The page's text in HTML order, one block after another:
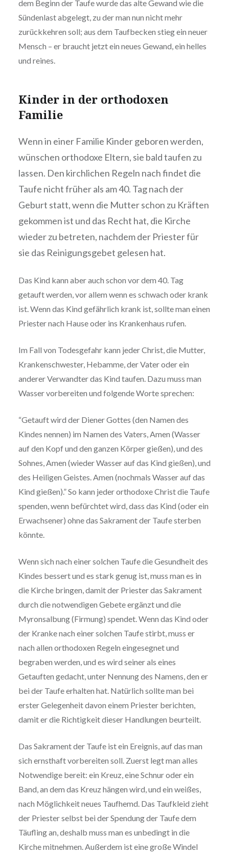
dem Beginn der Taufe wurde das alte Gewand wie die
Sündenlast abgelegt, zu der man nun nicht mehr
zurückkehren soll; aus dem Taufbecken stieg ein neuer
Mensch – er braucht jetzt ein neues Gewand, ein helles
und reines.
Kinder in der orthodoxen
Familie
Wenn in einer Familie Kinder geboren werden,
wünschen orthodoxe Eltern, sie bald taufen zu
lassen. Den kirchlichen Regeln nach findet die
Taufe nicht früher als am 40. Tag nach der
Geburt statt, wenn die Mutter schon zu Kräften
gekommen ist und das Recht hat, die Kirche
wieder zu betreten, nachdem der Priester für
sie das Reinigungsgebet gelesen hat.
Das Kind kann aber auch schon vor dem 40. Tag
getauft werden, vor allem wenn es schwach oder krank
ist. Wenn das Kind gefährlich krank ist, sollte man einen
Priester nach Hause oder ins Krankenhaus rufen.
Im Fall von Todesgefahr kann jeder Christ, die Mutter,
Krankenschwester, Hebamme, der Vater oder ein
anderer Verwandter das Kind taufen. Dazu muss man
Wasser vorbereiten und folgende Worte sprechen:
“Getauft wird der Diener Gottes (den Namen des
Kindes nennen) im Namen des Vaters, Amen (Wasser
auf den Kopf und den ganzen Körper gießen), und des
Sohnes, Amen (wieder Wasser auf das Kind gießen), und
des Heiligen Geistes. Amen (nochmals Wasser auf das
Kind gießen).” So kann jeder orthodoxe Christ die Taufe
spenden, wenn befürchtet wird, dass das Kind (oder ein
Erwachsener) ohne das Sakrament der Taufe sterben
könnte.
Wenn sich nach einer solchen Taufe die Gesundheit des
Kindes bessert und es stark genug ist, muss man es in
die Kirche bringen, damit der Priester das Sakrament
durch die notwendigen Gebete ergänzt und die
Myronsalbung (Firmung) spendet. Wenn das Kind oder
der Kranke nach einer solchen Taufe stirbt, muss er
nach allen orthodoxen Regeln eingesegnet und
begraben werden, und es wird seiner als eines
Getauften gedacht, unter Nennung des Namens, den er
bei der Taufe erhalten hat. Natürlich sollte man bei
erster Gelegenheit davon einem Priester berichten,
damit er die Richtigkeit dieser Handlungen beurteilt.
Das Sakrament der Taufe ist ein Ereignis, auf das man
sich ernsthaft vorbereiten soll. Zuerst legt man alles
Notwendige bereit: ein Kreuz, eine Schnur oder ein
Band, an dem das Kreuz hängen wird, und ein weißes,
nach Möglichkeit neues Taufhemd. Das Taufkleid zieht
der Priester selbst bei der Spendung der Taufe dem
Täufling an, deshalb muss man es unbedingt in die
Kirche mitnehmen. Außerdem ist eine große Windel